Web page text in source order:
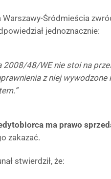
Warszawy-Śródmieścia
jednoznacznie:
2008/48/WE nie stoi na
z niej
ma prawo
zakazać.
stwierdził, że: